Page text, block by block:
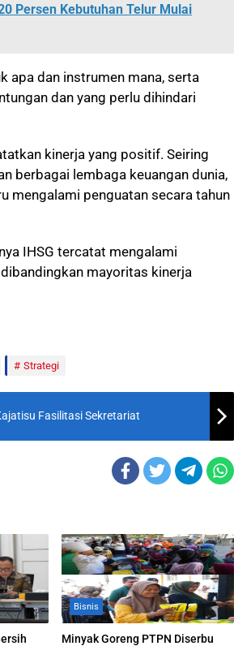
Persen Kebutuhan Telur Mulai
apa dan instrumen mana, serta
dan yang perlu dihindari
kinerja yang positif. Seiring
berbagai lembaga keuangan dunia,
mengalami penguatan secara tahun
IHSG tercatat mengalami
mayoritas kinerja
Strategi
Fasilitasi Sekretariat
Bisnis
Minyak Goreng PTPN Diserbu